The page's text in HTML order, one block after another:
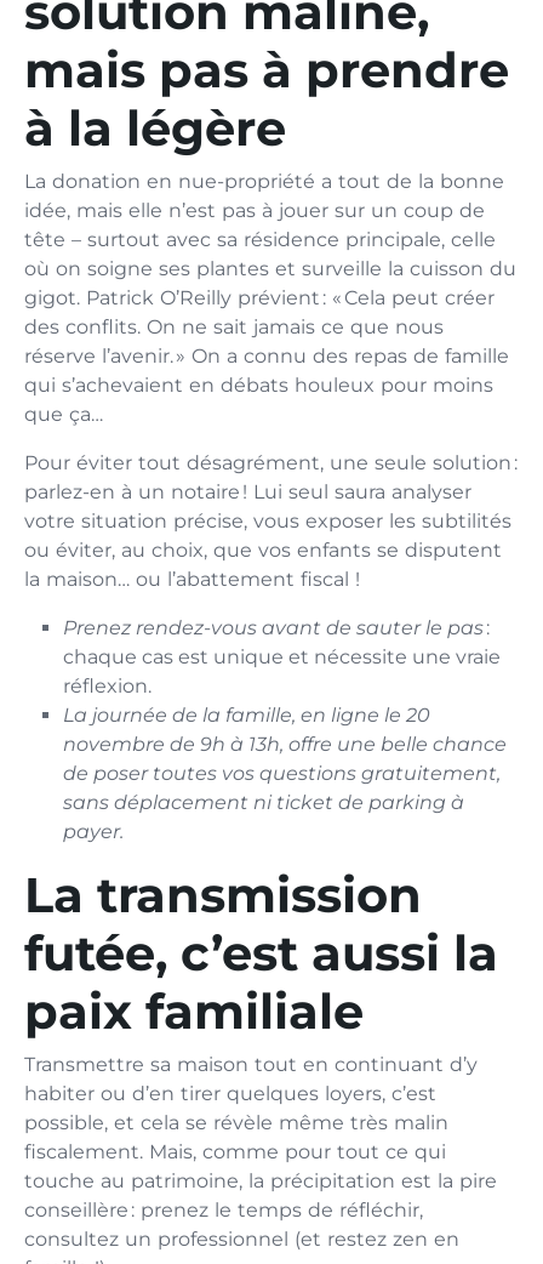
mais pas à prendre
à la légère
La donation en nue-propriété a tout de la bonne
idée, mais elle n’est pas à jouer sur un coup de
tête – surtout avec sa résidence principale, celle
où on soigne ses plantes et surveille la cuisson du
gigot. Patrick O’Reilly prévient : « Cela peut créer
des conflits. On ne sait jamais ce que nous
réserve l’avenir. » On a connu des repas de famille
qui s’achevaient en débats houleux pour moins
que ça…
Pour éviter tout désagrément, une seule solution :
parlez-en à un notaire ! Lui seul saura analyser
votre situation précise, vous exposer les subtilités
ou éviter, au choix, que vos enfants se disputent
la maison… ou l’abattement fiscal !
Prenez rendez-vous avant de sauter le pas:
chaque cas est unique et nécessite une vraie
réflexion.
La journée de la famille, en ligne le 20
novembre de 9h à 13h, offre une belle chance
de poser toutes vos questions gratuitement,
sans déplacement ni ticket de parking à
payer.
La transmission
futée, c’est aussi la
paix familiale
Transmettre sa maison tout en continuant d’y
habiter ou d’en tirer quelques loyers, c’est
possible, et cela se révèle même très malin
fiscalement. Mais, comme pour tout ce qui
touche au patrimoine, la précipitation est la pire
conseillère : prenez le temps de réfléchir,
consultez un professionnel (et restez zen en